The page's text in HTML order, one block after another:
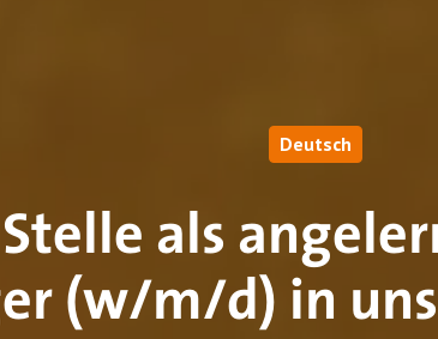
Deutsch
als
(w/m/d) in